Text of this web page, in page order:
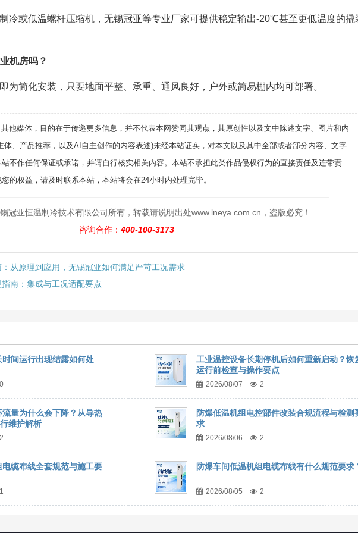
冷或低温螺杆压缩机，无锡冠亚等专业厂家可提供稳定输出-20℃甚至更低温度的撬
机房吗？
为简化安装，只要地面平整、承重、通风良好，户外或简易棚内均可部署。
他媒体，目的在于传递更多信息，并不代表本网赞同其观点，其原创性以及文中陈述文字、图片和内
体、产品推荐，以及AI自主创作的内容表述)未经本站证实，对本文以及其中全部或者部分内容、文字
不作任何保证或承诺，并请自行核实相关内容。本站不承担此类作品侵权行为的直接责任及连带责
的权益，请及时联系本站，本站将会在24小时内处理完毕。
冠亚恒温制冷技术有限公司所有，转载请说明出处www.lneya.com.cn，盗版必究！
咨询合作： 400-100-3173
从原理到应用，无锡冠亚如何满足严苛工况需求
南：集成与工况适配要点
间运行出现结露如何处
0
工业温控设备长期停机后如何重新启动？恢
运行前检查与操作要点
2026/08/07 2
量为什么会下降？从导热
维护解析
2
防爆低温机组电控部件改装合规流程与检测
求
2026/08/06 2
缆布线全套规范与施工要
1
防爆车间低温机组电缆布线有什么规范要求
2026/08/05 2